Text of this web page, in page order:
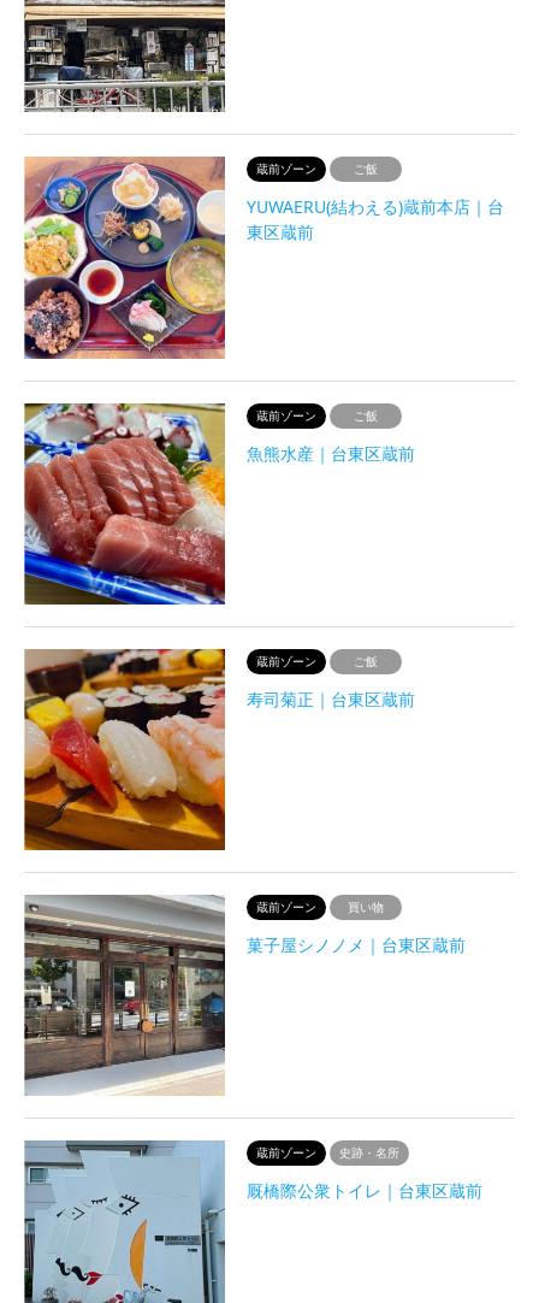
蔵前ゾーン ご飯
YUWAERU(結わえる)蔵前本店｜台
東区蔵前
蔵前ゾーン ご飯
魚熊水産｜台東区蔵前
蔵前ゾーン ご飯
寿司菊正｜台東区蔵前
蔵前ゾーン 買い物
菓子屋シノノメ｜台東区蔵前
蔵前ゾーン 史跡・名所
厩橋際公衆トイレ｜台東区蔵前